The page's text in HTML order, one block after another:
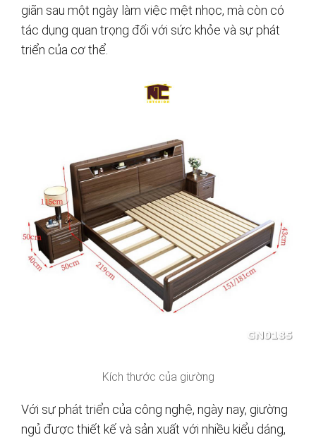
giãn sau một ngày làm việc mệt nhọc, mà còn có
tác dụng quan trọng đối với sức khỏe và sự phát
triển của cơ thể.
Kích thước của giường
Với sự phát triển của công nghệ, ngày nay, giường
ngủ được thiết kế và sản xuất với nhiều kiểu dáng,